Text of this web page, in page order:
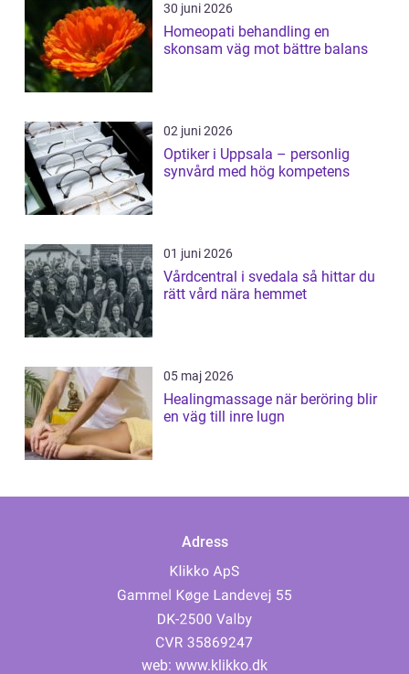
30 juni 2026
Homeopati behandling en
skonsam väg mot bättre balans
02 juni 2026
Optiker i Uppsala – personlig
synvård med hög kompetens
01 juni 2026
Vårdcentral i svedala så hittar du
rätt vård nära hemmet
05 maj 2026
Healingmassage när beröring blir
en väg till inre lugn
Adress
web: www.klikko.dk